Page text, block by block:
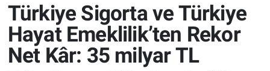
Türkiye Sigorta ve Türkiye
Hayat Emeklilik’ten Rekor
Net Kâr: 35 milyar TL
Sporun Sigortası
Ekonomi